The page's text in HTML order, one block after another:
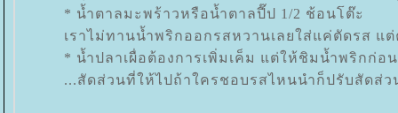
* น้ำตาลมะพร้าวหรือน้ำตาลปี๊ป 1/2 ช้อนโต๊ะ
เราไม่ทานน้ำพริกออกรสหวานเลยใส่แค่ตัดรส
* น้ำปลาเผื่อต้องการเพิ่มเค็ม แต่ให้ชิมน้ำพริกก่อ
...สัดส่วนที่ให้ไปถ้าใครชอบรสไหนนำก็ปรับสัดส่